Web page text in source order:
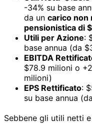
-34% su base
da un carico non
pensionistica di
Utili per Azione:
base annua (da
EBITDA
$78.9 milioni o
milioni)
EPS Rettificato:
su base annua
Sebbene gli utili netti